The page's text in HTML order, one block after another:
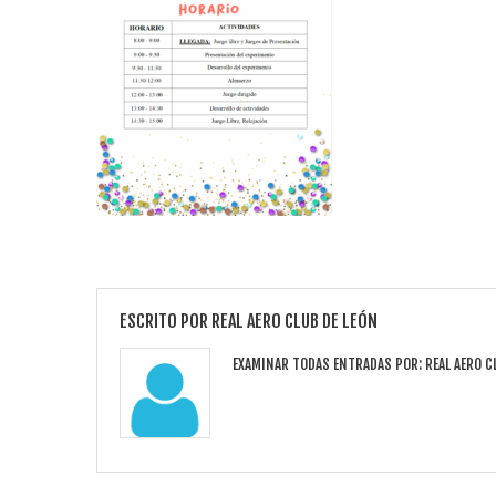
ESCRITO POR REAL AERO CLUB DE LEÓN
EXAMINAR TODAS ENTRADAS POR: REAL AERO